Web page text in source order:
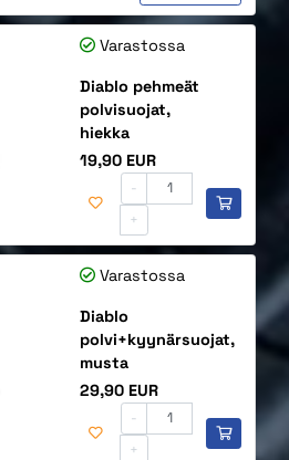
Varastossa
Diablo pehmeät
polvisuojat,
hiekka
Hinta
19,90 EUR
-
+
Varastossa
Diablo
polvi+kyynärsuojat,
musta
Hinta
29,90 EUR
-
+